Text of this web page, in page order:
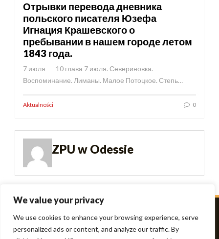
We value your privacy
We use cookies to enhance your browsing experience, serve
personalized ads or content, and analyze our traffic. By
Отрывки перевода дневника
польского писателя Юзефа
Игнация Крашевского о
пребывании в нашем городе летом
1843 года.
7 июля 10 глава 7 июля. Севериновка.
Воспоминание. Лиманы. Малое Потоцкое. Степь…
Aktualności 0
ZPU w Odessie